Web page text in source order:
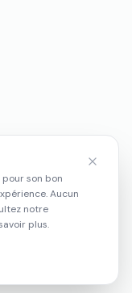
son bon
Aucun
notre
plus.